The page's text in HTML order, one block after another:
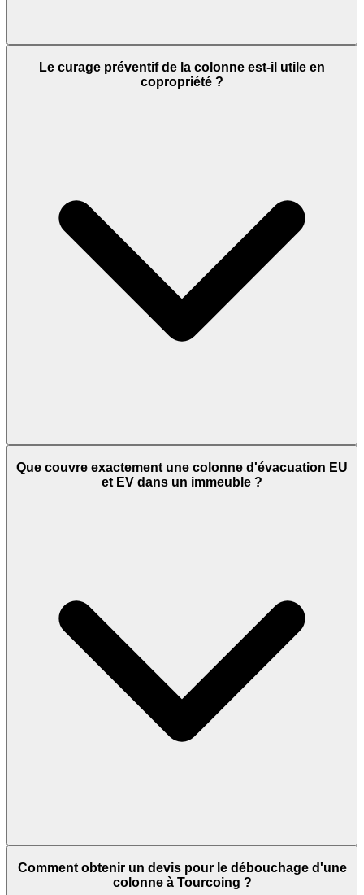
Le curage préventif de la colonne est-il utile en
copropriété ?
Que couvre exactement une colonne d'évacuation EU
et EV dans un immeuble ?
Comment obtenir un devis pour le débouchage d'une
colonne à Tourcoing ?